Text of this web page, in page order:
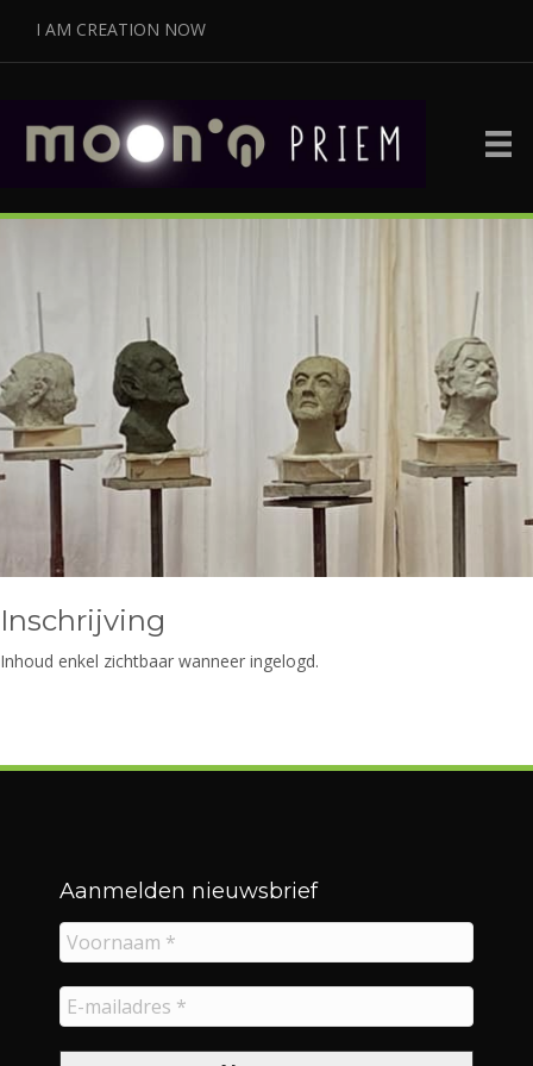
I AM CREATION NOW
Inschrijving
Inhoud enkel zichtbaar wanneer ingelogd.
Aanmelden nieuwsbrief